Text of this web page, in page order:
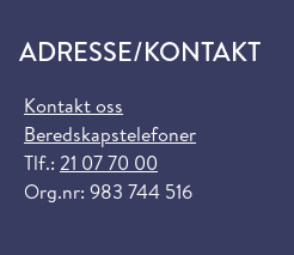
ADRESSE/KONTAKT
Kontakt oss
Beredskapstelefoner
Tlf.: 21 07 70 00
Org.nr: 983 744 516